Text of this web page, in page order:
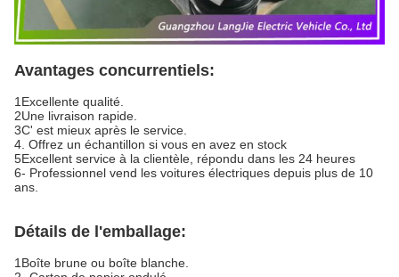
Avantages concurrentiels:
1Excellente qualité.
2Une livraison rapide.
3C' est mieux après le service.
4. Offrez un échantillon si vous en avez en stock
5Excellent service à la clientèle, répondu dans les 24 heures
6- Professionnel vend les voitures électriques depuis plus de 10
ans.
Détails de l'emballage:
1Boîte brune ou boîte blanche.